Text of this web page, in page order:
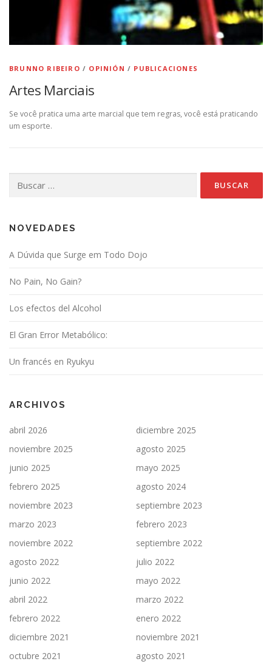
BRUNNO RIBEIRO / OPINIÓN / PUBLICACIONES
Artes Marciais
Se você pratica uma arte marcial que tem regras, você está praticando
um esporte.
NOVEDADES
A Dúvida que Surge em Todo Dojo
No Pain, No Gain?
Los efectos del Alcohol
El Gran Error Metabólico:
Un francés en Ryukyu
ARCHIVOS
abril 2026
diciembre 2025
noviembre 2025
agosto 2025
junio 2025
mayo 2025
febrero 2025
agosto 2024
noviembre 2023
septiembre 2023
marzo 2023
febrero 2023
noviembre 2022
septiembre 2022
agosto 2022
julio 2022
junio 2022
mayo 2022
abril 2022
marzo 2022
febrero 2022
enero 2022
diciembre 2021
noviembre 2021
octubre 2021
agosto 2021